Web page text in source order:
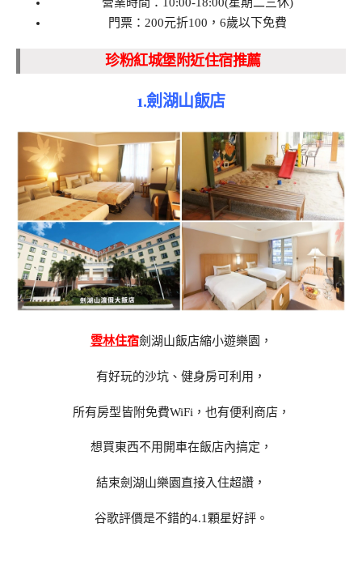
營業時間：10:00-18:00(星期二三休)
門票：200元折100，6歲以下免費
珍粉紅城堡附近住宿推薦
1.劍湖山飯店
雲林住宿劍湖山飯店縮小遊樂園，
有好玩的沙坑、健身房可利用，
所有房型皆附免費WiFi，也有便利商店，
想買東西不用開車在飯店內搞定，
結束劍湖山樂園直接入住超讚，
谷歌評價是不錯的4.1顆星好評。